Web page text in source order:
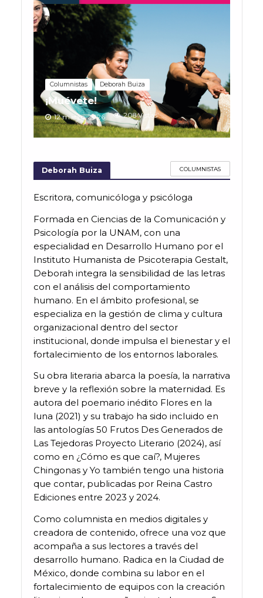
Columnistas Deborah Buiza
¡Muévete!
12 marzo, 2026 208 Vistas
Deborah Buiza COLUMNISTAS
Escritora, comunicóloga y psicóloga
Formada en Ciencias de la Comunicación y
Psicología por la UNAM, con una
especialidad en Desarrollo Humano por el
Instituto Humanista de Psicoterapia Gestalt,
Deborah integra la sensibilidad de las letras
con el análisis del comportamiento
humano. En el ámbito profesional, se
especializa en la gestión de clima y cultura
organizacional dentro del sector
institucional, donde impulsa el bienestar y el
fortalecimiento de los entornos laborales.
Su obra literaria abarca la poesía, la narrativa
breve y la reflexión sobre la maternidad. Es
autora del poemario inédito Flores en la
luna (2021) y su trabajo ha sido incluido en
las antologías 50 Frutos Des Generados de
Las Tejedoras Proyecto Literario (2024), así
como en ¿Cómo es que caí?, Mujeres
Chingonas y Yo también tengo una historia
que contar, publicadas por Reina Castro
Ediciones entre 2023 y 2024.
Como columnista en medios digitales y
creadora de contenido, ofrece una voz que
acompaña a sus lectores a través del
desarrollo humano. Radica en la Ciudad de
México, donde combina su labor en el
fortalecimiento de equipos con la creación